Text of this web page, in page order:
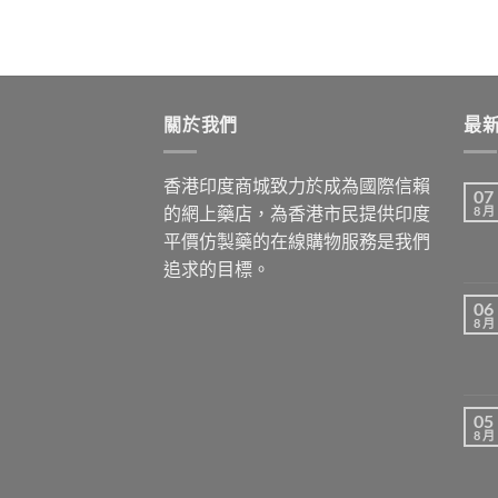
關於我們
香港印度商城致力於成為國際信賴
的網上藥店，為香港市民提供印度
平價仿製藥的在線購物服務是我們
追求的目標。
最
07
8 月
06
8 月
05
8 月